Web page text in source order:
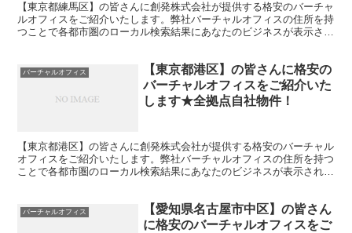
【東京都練馬区】の皆さんに創発株式会社が提供する格安のバーチャ
ルオフィスをご紹介いたします。弊社バーチャルオフィスの住所を持
つことで各都市圏のローカル検索結果にあなたのビジネスが表示され
バーチャルオフィス
【東京都港区】の皆さんに格安の
バーチャルオフィスをご紹介いた
します★全拠点自社物件！
【東京都港区】の皆さんに創発株式会社が提供する格安のバーチャル
オフィスをご紹介いたします。弊社バーチャルオフィスの住所を持つ
ことで各都市圏のローカル検索結果にあなたのビジネスが表示されや
バーチャルオフィス
【愛知県名古屋市中区】の皆さん
に格安のバーチャルオフィスをご